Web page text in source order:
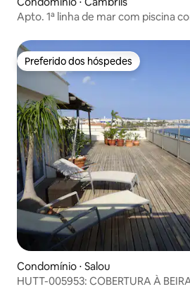
Apto. 1ª linha de mar com piscina
Preferido dos hóspedes
Preferido dos hóspedes
Condomínio ⋅ Salou
HUTT-005953: COBERTURA À